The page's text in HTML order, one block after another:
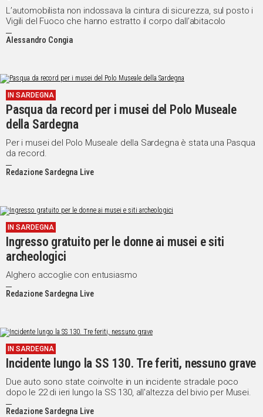
L’automobilista non indossava la cintura di sicurezza, sul posto i
Vigili del Fuoco che hanno estratto il corpo dall’abitacolo
Alessandro Congia
IN SARDEGNA
Pasqua da record per i musei del Polo Museale
della Sardegna
Per i musei del Polo Museale della Sardegna è stata una Pasqua
da record.
Redazione Sardegna Live
IN SARDEGNA
Ingresso gratuito per le donne ai musei e siti
archeologici
Alghero accoglie con entusiasmo
Redazione Sardegna Live
IN SARDEGNA
Incidente lungo la SS 130. Tre feriti, nessuno grave
Due auto sono state coinvolte in un incidente stradale poco
dopo le 22 di ieri lungo la SS 130, all'altezza del bivio per Musei.
Redazione Sardegna Live